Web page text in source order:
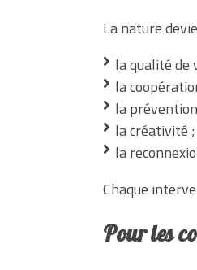
La nature
la qualité de
la
la
la créativité ;
la
Chaque
Pour les